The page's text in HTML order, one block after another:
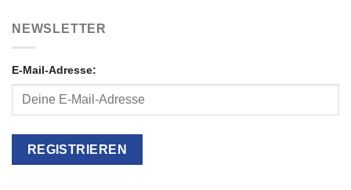
NEWSLETTER
E-Mail-Adresse: